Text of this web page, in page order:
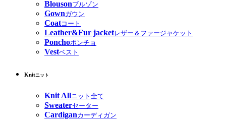
Blousonブルゾン
Gownガウン
Coatコート
Leather&Fur jacketレザー＆ファージャケット
Ponchoポンチョ
Vestベスト
Knitニット
Knit Allニット全て
Sweaterセーター
Cardiganカーディガン